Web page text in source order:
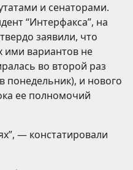
и сенаторами.
“Интерфакса”, на
заявили, что
ими вариантов не
во второй раз
понедельник), и нового
ее полномочий
— констатировали